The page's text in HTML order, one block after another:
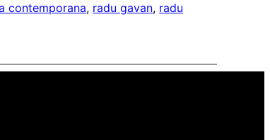
contemporana, radu gavan, radu